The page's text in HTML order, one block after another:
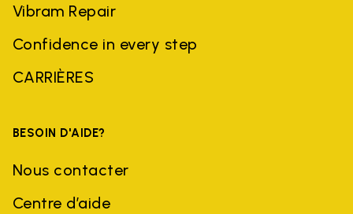
Vibram Repair
Confidence in every step
CARRIÈRES
BESOIN D'AIDE?
Nous contacter
Centre d’aide